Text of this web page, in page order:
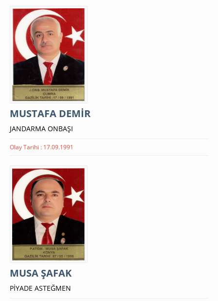
MUSTAFA DEMİR
JANDARMA ONBAŞI
Olay Tarihi : 17.09.1991
MUSA ŞAFAK
PİYADE ASTEĞMEN